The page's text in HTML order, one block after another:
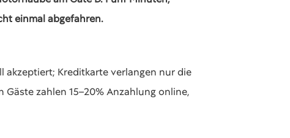
einmal abgefahren.
akzeptiert; Kreditkarte verlangen nur die
zahlen 15–20% Anzahlung online,